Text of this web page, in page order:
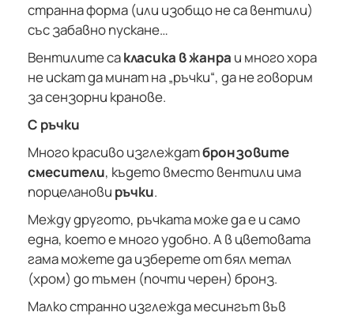
странна форма (или изобщо не са вентили)
със забавно пускане…
Вентилите сакласика в жанра и много хора
не искат да минат на „ръчки“, да не говорим
за сензорни кранове.
С ръчки
Много красиво изглеждатбронзовите
смесители, където вместо вентили има
порцеланови ръчки.
Между другото, ръчката може да е и само
една, което е много удобно. А в цветовата
гама можете да изберете от бял метал
(хром) до тъмен (почти черен) бронз.
Малко странно изглежда месингът във